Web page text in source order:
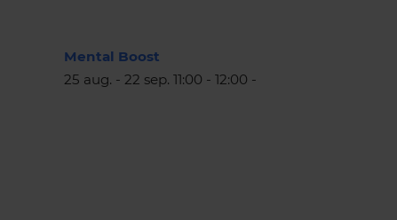
Mental Boost
25 aug. - 22 sep. 11:00 - 12:00 -